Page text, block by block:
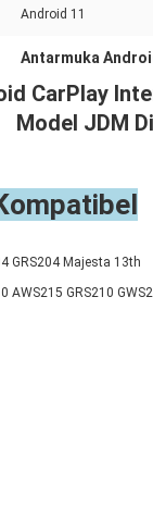
Android 11
Antarmuka
CarPlay
Model JDM
GRS204 Majesta 13th
AWS215 GRS210